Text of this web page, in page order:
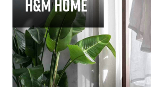
H&M Home